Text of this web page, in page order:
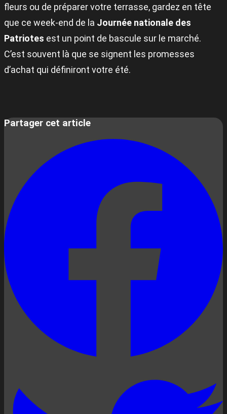
fleurs ou de préparer votre terrasse, gardez en tête
que ce week-end de la Journée nationale des
Patriotes est un point de bascule sur le marché.
C’est souvent là que se signent les promesses
d’achat qui définiront votre été.
Partager cet article